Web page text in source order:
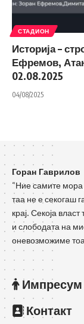
СТАДИОН
Историја –
Ефремов,
02.08.2025
04/08/2025
Горан Гаврилов
“Ние самите мора
таа не е секогаш
крај. Секоја
и слободата на
оневозможиме
Импресум
Контакт